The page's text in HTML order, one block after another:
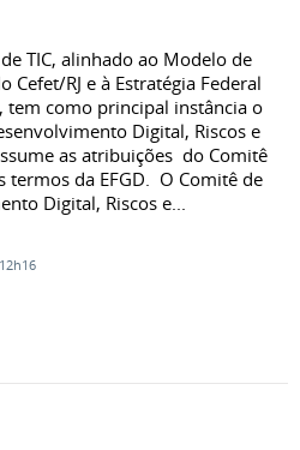
TIC, alinhado ao Modelo de
Cefet/RJ e à Estratégia Federal
tem como principal instância o
Digital, Riscos e
as atribuições do Comitê
termos da EFGD. O Comitê de
Digital, Riscos e...